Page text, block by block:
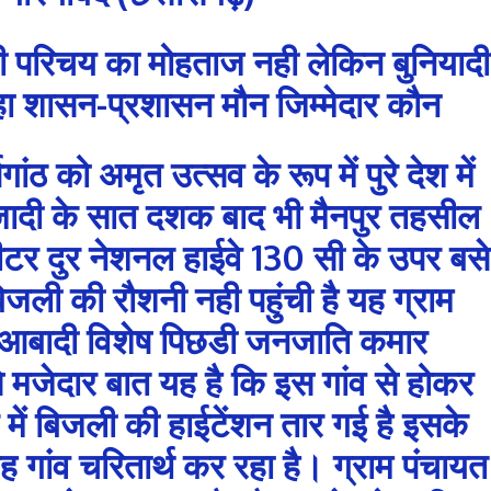
परिचय का मोहताज नही लेकिन बुनियादी
प्रशासन मौन जिम्मेदार कौन
को अमृत उत्सव के रूप में पुरे देश में
के सात दशक बाद भी मैनपुर तहसील
दुर नेशनल हाईवे 130 सी के उपर बसे
की रौशनी नही पहुंची है यह ग्राम
विशेष पिछडी जनजाति कमार
बात यह है कि इस गांव से होकर
में बिजली की हाईटेंशन तार गई है इसके
चरितार्थ कर रहा है। ग्राम पंचायत